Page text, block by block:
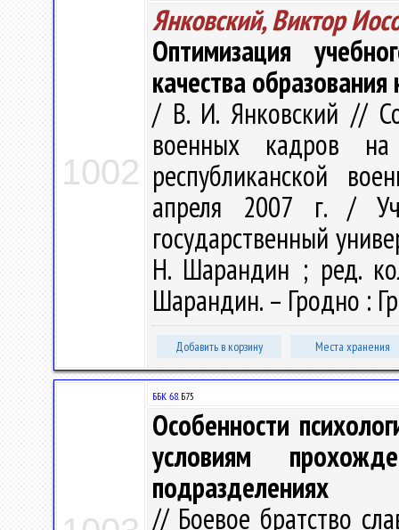
1002
Янковский, Виктор
Оптимизация
качества
/ В. И. Янковский //
военных кадров
республиканской
апреля 2007 г. /
государственный
Н. Шарандин ; ред.
Шарандин. – Гродно :
Добавить в корзину Места хранения
ББК 68.Б75
Особенности
условиям
подразделениях
// Боевое братство